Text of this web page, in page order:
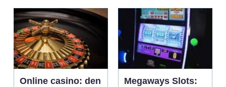
Online casino: den
Megaways Slots: